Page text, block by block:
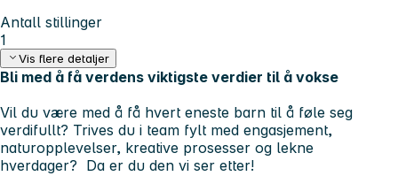
Antall stillinger
1
Vis flere detaljer
Bli med å få verdens viktigste verdier til å vokse
Vil du være med å få hvert eneste barn til å føle seg
verdifullt? Trives du i team fylt med engasjement,
naturopplevelser, kreative prosesser og lekne
hverdager? Da er du den vi ser etter!